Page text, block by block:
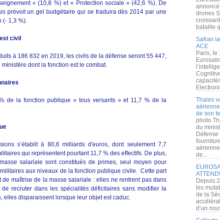
» (10,8 %) et « Protection sociale » (42,6 %). De
prévoit un gel budgétaire qui se traduira dès 2014 par une
(- 1,3 %).
civil
à 186 832 en 2019, les civils de la défense seront 55 447,
dont la fonction est le combat.
de la fonction publique « tous versants » et 11,7 % de la
s’établit à 80,6 milliards d'euros, dont seulement 7,7
qui représentent pourtant 11,7 % des effectifs. De plus,
salariale sont constitués de primes, seul moyen pour
aux niveaux de la fonction publique civile. Cette part
maîtrise de la masse salariale : elles ne rentrent pas dans
recruter dans les spécialités déficitaires sans modifier la
elles disparaissent lorsque leur objet est caduc.
drones
bataille
Safran
ACE
Paris, le
Thales
de son
photo
du
de...
Depuis
les
de la
d’un